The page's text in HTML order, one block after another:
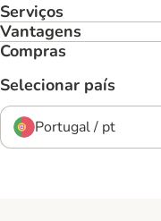
Serviços
Vantagens
Compras
Selecionar país
Portugal / pt